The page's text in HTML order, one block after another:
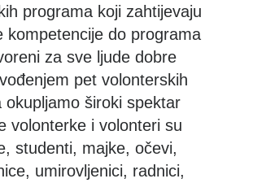
programa koji zahtijevaju
kompetencije do programa
za sve ljude dobre
pet volonterskih
okupljamo široki spektar
volonterke i volonteri su
studenti, majke, očevi,
umirovljenici, radnici,